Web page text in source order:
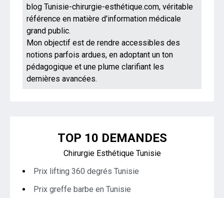
blog Tunisie-chirurgie-esthétique.com, véritable
référence en matière d'information médicale
grand public.
Mon objectif est de rendre accessibles des
notions parfois ardues, en adoptant un ton
pédagogique et une plume clarifiant les
dernières avancées.
TOP 10 DEMANDES
Chirurgie Esthétique Tunisie
Prix lifting 360 degrés Tunisie
Prix greffe barbe en Tunisie